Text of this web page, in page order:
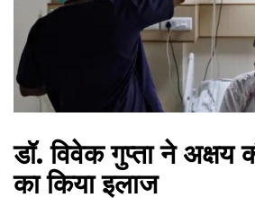
डॉ. विवेक गुप्ता ने अक्षय
का किया इलाज